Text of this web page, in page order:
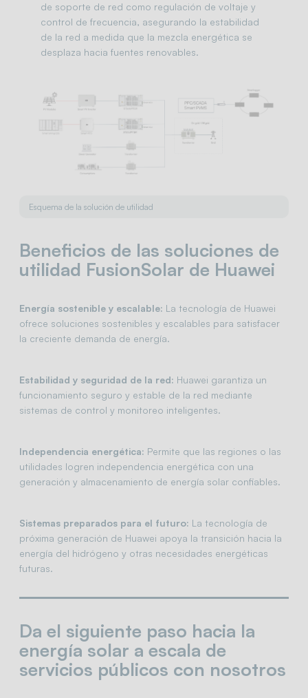
de soporte de red como regulación de voltaje y
control de frecuencia, asegurando la estabilidad
de la red a medida que la mezcla energética se
desplaza hacia fuentes renovables.
Esquema de la solución de utilidad
Beneficios de las soluciones de
utilidad FusionSolar de Huawei
Energía sostenible y escalable: La tecnología de Huawei
ofrece soluciones sostenibles y escalables para satisfacer
la creciente demanda de energía.
Estabilidad y seguridad de la red: Huawei garantiza un
funcionamiento seguro y estable de la red mediante
sistemas de control y monitoreo inteligentes.
Independencia energética: Permite que las regiones o las
utilidades logren independencia energética con una
generación y almacenamiento de energía solar confiables.
Sistemas preparados para el futuro: La tecnología de
próxima generación de Huawei apoya la transición hacia la
energía del hidrógeno y otras necesidades energéticas
futuras.
Da el siguiente paso hacia la
energía solar a escala de
servicios públicos con nosotros